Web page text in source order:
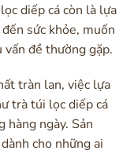
diếp cá còn là lựa
sức khỏe, muốn
đề thường gặp.
tràn lan, việc lựa
trà túi lọc diếp cá
hàng ngày. Sản
cho những ai